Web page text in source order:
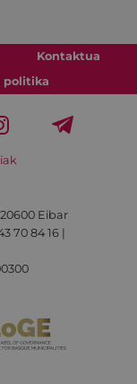
Kontaktua
politika
Eibar
70 84 16 |